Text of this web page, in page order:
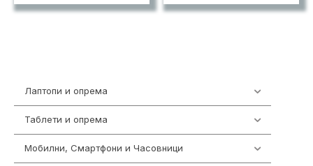
Лаптопи и опрема
Таблети и опрема
Мобилни, Смартфони и Часовници